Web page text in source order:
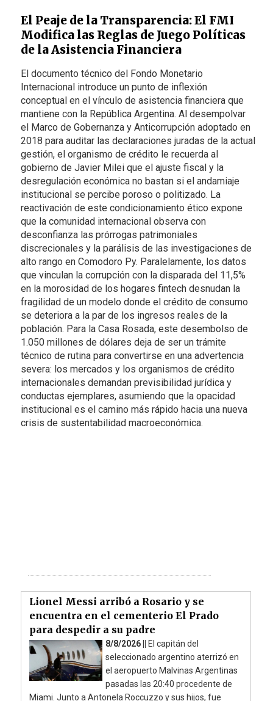
El Peaje de la Transparencia: El FMI
Modifica las Reglas de Juego Políticas
de la Asistencia Financiera
El documento técnico del Fondo Monetario
Internacional introduce un punto de inflexión
conceptual en el vínculo de asistencia financiera que
mantiene con la República Argentina. Al desempolvar
el Marco de Gobernanza y Anticorrupción adoptado en
2018 para auditar las declaraciones juradas de la actual
gestión, el organismo de crédito le recuerda al
gobierno de Javier Milei que el ajuste fiscal y la
desregulación económica no bastan si el andamiaje
institucional se percibe poroso o politizado. La
reactivación de este condicionamiento ético expone
que la comunidad internacional observa con
desconfianza las prórrogas patrimoniales
discrecionales y la parálisis de las investigaciones de
alto rango en Comodoro Py. Paralelamente, los datos
que vinculan la corrupción con la disparada del 11,5%
en la morosidad de los hogares fintech desnudan la
fragilidad de un modelo donde el crédito de consumo
se deteriora a la par de los ingresos reales de la
población. Para la Casa Rosada, este desembolso de
1.050 millones de dólares deja de ser un trámite
técnico de rutina para convertirse en una advertencia
severa: los mercados y los organismos de crédito
internacionales demandan previsibilidad jurídica y
conductas ejemplares, asumiendo que la opacidad
institucional es el camino más rápido hacia una nueva
crisis de sustentabilidad macroeconómica.
Lionel Messi arribó a Rosario y se
encuentra en el cementerio El Prado
para despedir a su padre
8/8/2026 ||
El capitán del
seleccionado argentino aterrizó en
el aeropuerto Malvinas Argentinas
pasadas las 20:40 procedente de
Miami. Junto a Antonela Roccuzzo y sus hijos, fue